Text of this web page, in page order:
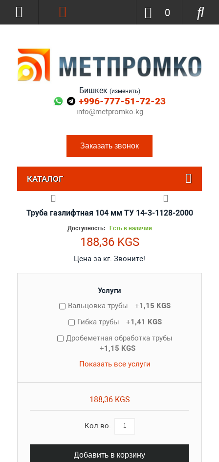
Бишкек (изменить)
+996-777-51-72-23
info@metpromko.kg
Заказать звонок
0
КАТАЛОГ
Труба газлифтная 104 мм ТУ 14-3-1128-2000
Доступность: Есть в наличии
188,36 KGS
Цена за кг. Звоните!
Услуги
Вальцовка трубы
+1,15 KGS
Гибка трубы
+1,41 KGS
Дробеметная обработка трубы
+1,15 KGS
Показать все услуги
188,36 KGS
Кол-во:
Добавить в корзину